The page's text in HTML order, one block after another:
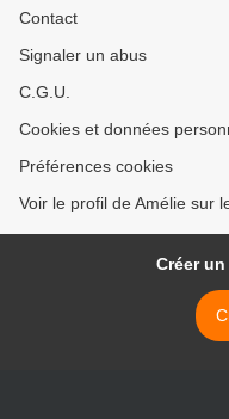
Contact
Signaler un abus
C.G.U.
Cookies et données
Préférences cookies
Voir le profil de Amélie sur
Créer